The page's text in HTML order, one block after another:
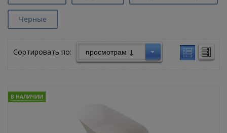
Черные
Сортировать по:
В НАЛИЧИИ